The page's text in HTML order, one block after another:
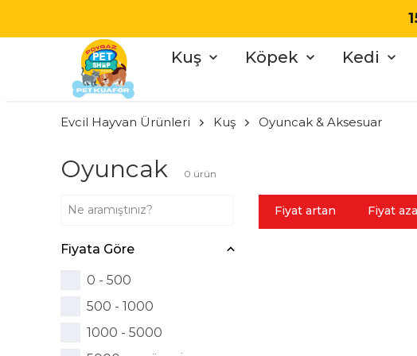
Kuş Köpek Kedi
Evcil Hayvan Ürünleri Kuş Oyuncak & Aksesuar
Oyuncak 0 ürün
Fiyat artan Fiyat
Fiyata Göre
0 - 500
500 - 1000
1000 - 5000